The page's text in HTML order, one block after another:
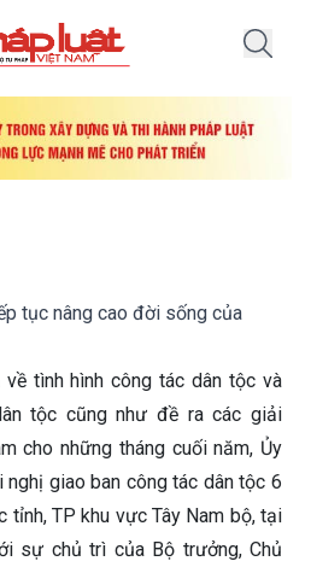
tục nâng cao đời sống của
tình hình công tác dân tộc và
tộc cũng như đề ra các giải
cho những tháng cuối năm, Ủy
nghị giao ban công tác dân tộc 6
tỉnh, TP khu vực Tây Nam bộ, tại
sự chủ trì của Bộ trưởng, Chủ